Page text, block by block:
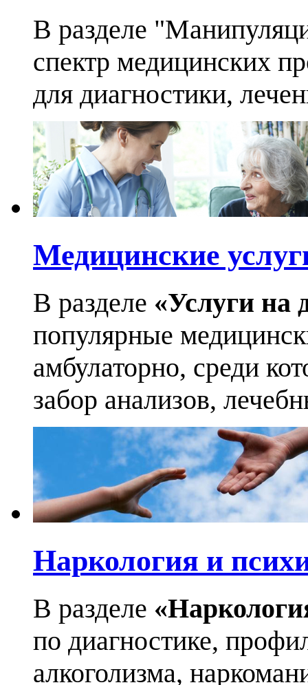
В разделе
спектр медицинских
для диагностики,
Медицинские
В разделе «Услуги на
популярные
амбулаторно, среди
забор анализов,
Наркология и
В разделе
по диагностике,
алкоголизма,